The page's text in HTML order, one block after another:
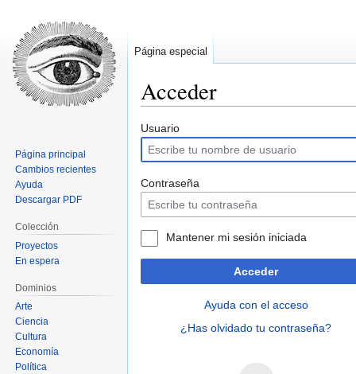
Acceder
Ir
la
navegación
Ir
la
búsqueda
Usuario
Contraseña
Mantener mi sesión iniciada
Acceder
Ayuda con el acceso
¿Has olvidado tu contraseña?
Página especial
Página principal
Cambios recientes
Ayuda
Descargar PDF
Colección
Proyectos
En espera
Dominios
Arte
Ciencia
Cultura
Economía
Política